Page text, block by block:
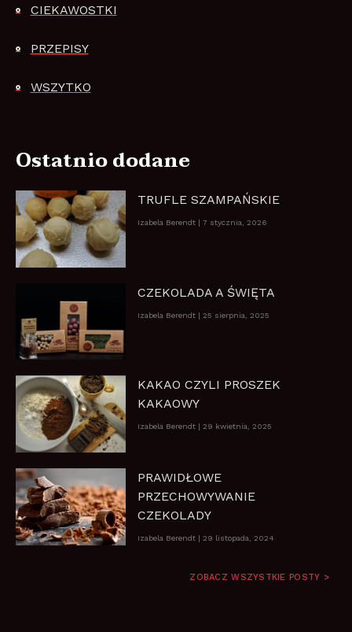
CIEKAWOSTKI
PRZEPISY
WSZYTKO
Ostatnio dodane
TRUFLE SZAMPAŃSKIE
Izabela Berendt 7 stycznia, 2026
CZEKOLADA A ŚWIĘTA
Izabela Berendt 25 sierpnia, 2025
KAKAO CZYLI PROSZEK
KAKAOWY
Izabela Berendt 29 kwietnia, 2025
PRAWIDŁOWE
PRZECHOWYWANIE
CZEKOLADY
Izabela Berendt 29 listopada, 2024
ZOBACZ WSZYSTKIE POSTY >